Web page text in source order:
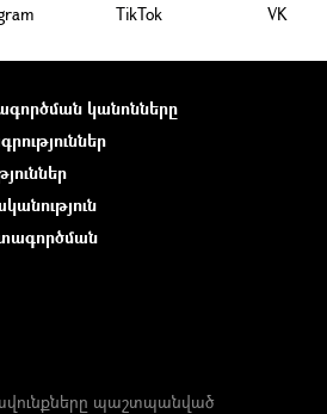
ТikТоk VK
կանոնները
պաշտպանված